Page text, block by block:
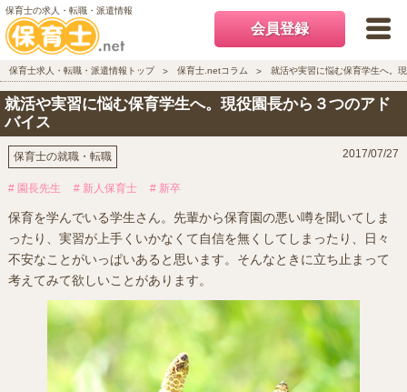
保育士の求人・転職・派遣情報
会員登録
保育士求人・転職・派遣情報トップ 保育士.netコラム 就活や実習に悩む保育学生へ。
就活や実習に悩む保育学生へ。現役園長から３つのアド
バイス
保育士の就職・転職 2017/07/27
# 園長先生 # 新人保育士 # 新卒
保育を学んでいる学生さん。先輩から保育園の悪い噂を聞いてしま
ったり、実習が上手くいかなくて自信を無くしてしまったり、日々
不安なことがいっぱいあると思います。そんなときに立ち止まって
考えてみて欲しいことがあります。